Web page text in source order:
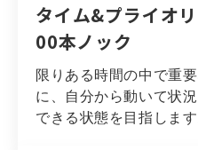
タイム&プライオ
00本ノック
限りある時間の中で重
に、自分から動いて状
できる状態を目指します